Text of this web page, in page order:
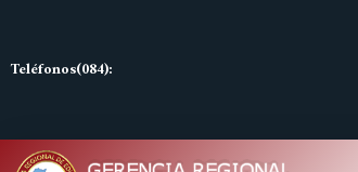
Teléfonos(084):